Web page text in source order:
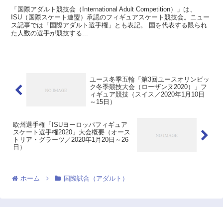
「国際アダルト競技会（International Adult Competition）」は、
ISU（国際スケート連盟）承認のフィギュアスケート競技会。ニュー
ス記事では「国際アダルト選手権」とも表記。 国を代表する限られ
た人数の選手が競技する...
ユース冬季五輪「第3回ユースオリンピッ
ク冬季競技大会（ローザンヌ2020）」フ
ィギュア競技（スイス／2020年1月10日
～15日）
欧州選手権「ISUヨーロッパフィギュア
スケート選手権2020」大会概要（オース
トリア・グラーツ／2020年1月20日～26
日）
ホーム 国際試合（アダルト）